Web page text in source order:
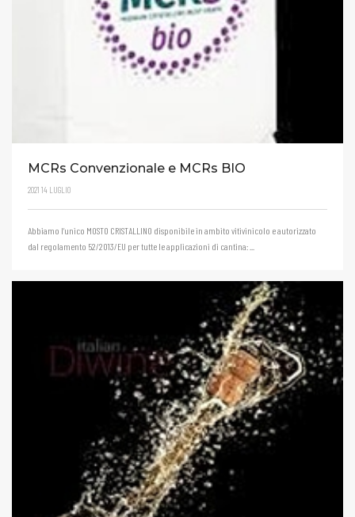
MCRs Convenzionale e MCRs BIO
2021 14 LUGLIO
Abbiamo l’unico MOSTO CRISTALLINO disponibile in ambito vitivinicolo e autorizzato
dal regolamento 52/2013/EU per tutte le applicazioni di cantina: ...